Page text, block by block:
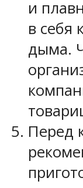
и
в себя
дыма.
Перед